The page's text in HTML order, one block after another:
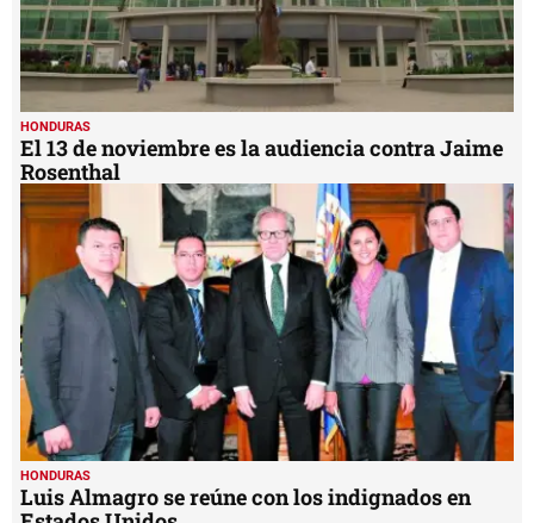
HONDURAS
El 13 de noviembre es la audiencia contra Jaime
Rosenthal
HONDURAS
Luis Almagro se reúne con los indignados en